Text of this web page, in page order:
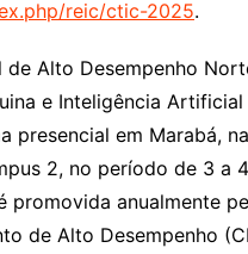
reic/ctic-2025.
Alto Desempenho
e Inteligência
presencial em Marabá,
2, no período de 3 a
promovida anualmente
de Alto Desempenho